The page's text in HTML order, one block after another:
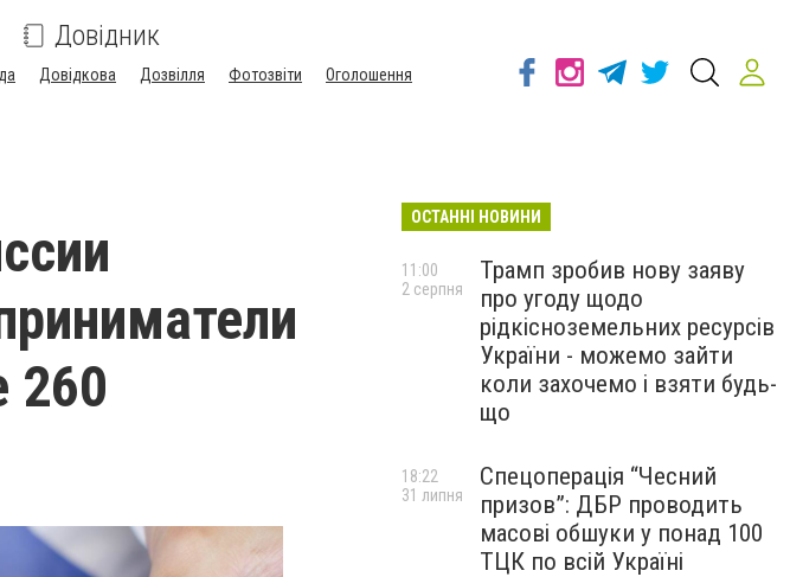
Довідник
Довідкова Дозвілля Фотозвіти
Оголошення
260
ОСТАННІ НОВИНИ
Трамп зробив нову заяву
про угоду щодо
рідкісноземельних ресурсів
України - можемо зайти
коли захочемо і взяти будь-
що
11:00
2 серпня
Спецоперація “Чесний
призов”: ДБР проводить
масові обшуки у понад 100
ТЦК по всій Україні
18:22
31 липня